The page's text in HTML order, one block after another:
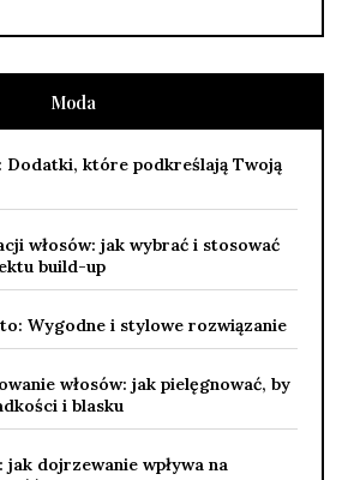
Moda
Dodatki, które podkreślają Twoją
włosów: jak wybrać i stosować
build-up
Wygodne i stylowe rozwiązanie
włosów: jak pielęgnować, by
i blasku
dojrzewanie wpływa na